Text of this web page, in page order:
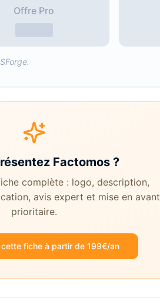
Offre Pro
Factomos?
complète : logo, description,
avis expert et mise en avant
prioritaire.
fiche à partir de 199€/an